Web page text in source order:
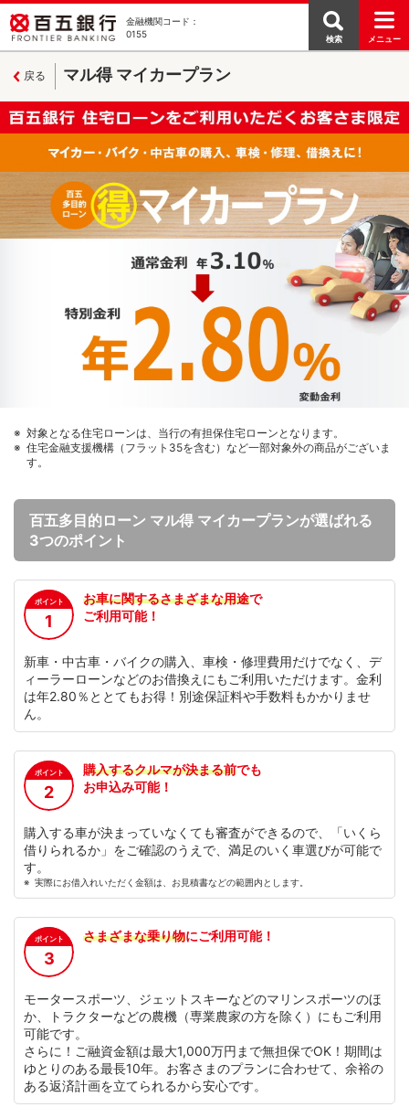
金融機関コード：
0155
メニュー
検索
戻る マル得 マイカープラン
対象となる住宅ローンは、当行の有担保住宅ローンとなります。
住宅金融支援機構（フラット35を含む）など一部対象外の商品がございま
す。
百五多目的ローン マル得 マイカープランが選ばれる
3つのポイント
ポイント
1
お車に関するさまざまな用途で
ご利用可能！
新車・中古車・バイクの購入、車検・修理費用だけでなく、デ
ィーラーローンなどのお借換えにもご利用いただけます。金利
は年2.80％ととてもお得！別途保証料や手数料もかかりませ
ん。
ポイント
2
購入するクルマが決まる前でも
お申込み可能！
購入する車が決まっていなくても審査ができるので、「いくら
借りられるか」をご確認のうえで、満足のいく車選びが可能で
す。
実際にお借入れいただく金額は、お見積書などの範囲内とします。
ポイント
3
さまざまな乗り物にご利用可能！
モータースポーツ、ジェットスキーなどのマリンスポーツのほ
か、トラクターなどの農機（専業農家の方を除く）にもご利用
可能です。
さらに！ご融資金額は最大1,000万円まで無担保でOK！期間は
ゆとりのある最長10年。お客さまのプランに合わせて、余裕の
ある返済計画を立てられるから安心です。